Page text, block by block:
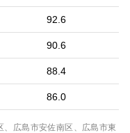
92.6
90.6
88.4
86.0
、広島市安佐南区、広島市東